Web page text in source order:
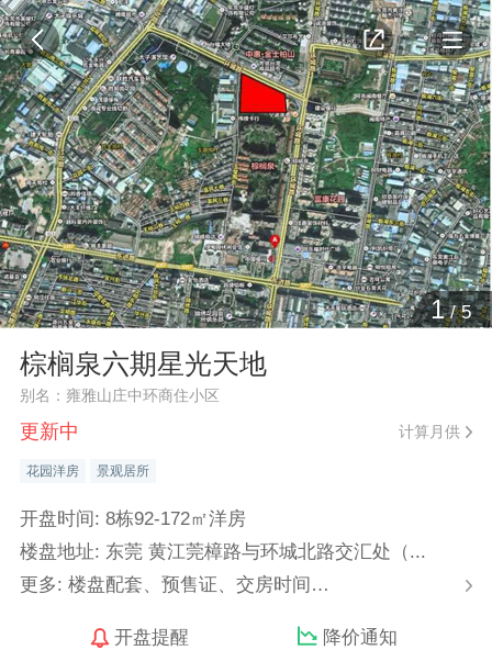
1/5
棕榈泉六期星光天地
别名：雍雅山庄中环商住小区
更新中 计算月供
花园洋房 景观居所
开盘时间: 8栋92-172㎡洋房
楼盘地址: 东莞 黄江莞樟路与环城北路交汇处（...
更多: 楼盘配套、预售证、交房时间…
开盘提醒 降价通知